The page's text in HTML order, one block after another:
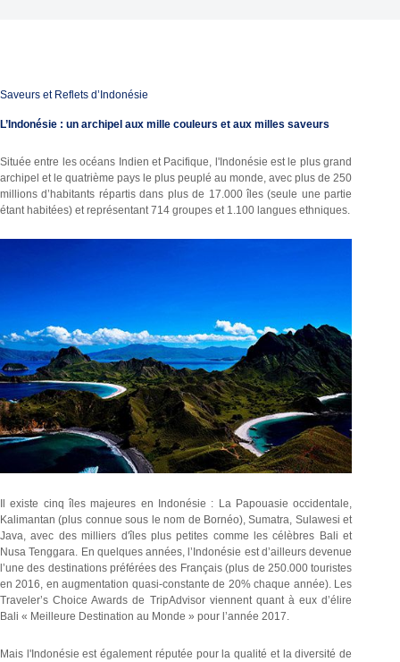
Saveurs et Reflets d’Indonésie
L’Indonésie : un archipel aux mille couleurs et aux milles saveurs
Située entre les océans Indien et Pacifique, l'Indonésie est le plus grand
archipel et le quatrième pays le plus peuplé au monde, avec plus de 250
millions d’habitants répartis dans plus de 17.000 îles (seule une partie
étant habitées) et représentant 714 groupes et 1.100 langues ethniques.
Il existe cinq îles majeures en Indonésie : La Papouasie occidentale,
Kalimantan (plus connue sous le nom de Bornéo), Sumatra, Sulawesi et
Java, avec des milliers d'îles plus petites comme les célèbres Bali et
Nusa Tenggara. En quelques années, l’Indonésie est d’ailleurs devenue
l’une des destinations préférées des Français (plus de 250.000 touristes
en 2016, en augmentation quasi-constante de 20% chaque année). Les
Traveler’s Choice Awards de TripAdvisor viennent quant à eux d’élire
Bali « Meilleure Destination au Monde » pour l’année 2017.
Mais l'Indonésie est également réputée pour la qualité et la diversité de